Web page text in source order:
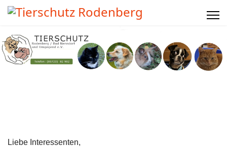
Liebe Interessenten,